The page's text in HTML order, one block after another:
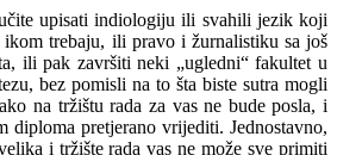
upisati indiologiju ili svahili jezik koji
ikom trebaju, ili pravo i žurnalistiku sa još
ili pak završiti neki „ugledni“ fakultet u
bez pomisli na to šta biste sutra mogli
na tržištu rada za vas ne bude posla, i
diploma pretjerano vrijediti. Jednostavno,
i tržište rada vas ne može sve primiti